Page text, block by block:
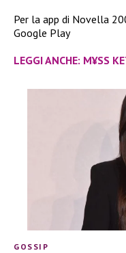
Per la app di Novella
Google Play
LEGGI ANCHE: M¥SS
GOSSIP